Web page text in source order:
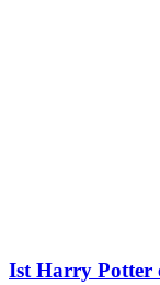
Ist Harry Potter